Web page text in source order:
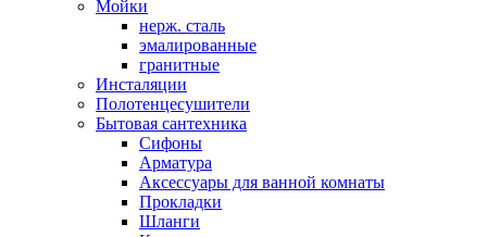
Мойки
нерж. сталь
эмалированные
гранитные
Инсталяции
Полотенцесушители
Бытовая сантехника
Сифоны
Арматура
Аксессуары для ванной комнаты
Прокладки
Шланги